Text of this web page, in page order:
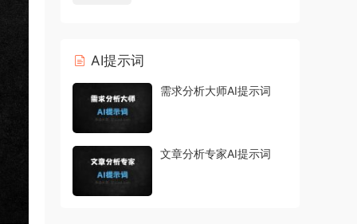
AI提示词
需求分析大师AI提示词
文章分析专家AI提示词